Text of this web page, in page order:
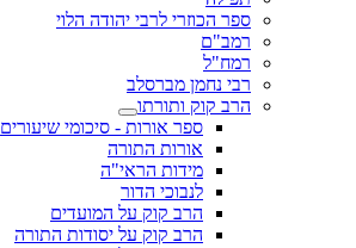
ספר הכוזרי לרבי יהודה הלוי
רמב"ם
רמח"ל
רבי נחמן מברסלב
הרב קוק ותורתו
ספר אורות - סיכומי שיעורים
אורות התורה
מידות הראי"ה
לנבוכי הדור
הרב קוק על המועדים
הרב קוק על יסודות התורה